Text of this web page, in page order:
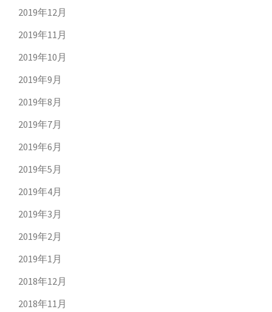
2019年12月
2019年11月
2019年10月
2019年9月
2019年8月
2019年7月
2019年6月
2019年5月
2019年4月
2019年3月
2019年2月
2019年1月
2018年12月
2018年11月